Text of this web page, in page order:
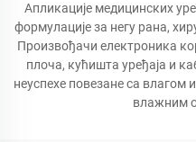
Апликације медицинских
формулације за негу рана,
Произвођачи електроника
плоча, кућишта уређаја и
неуспехе повезане са влагом
влажним